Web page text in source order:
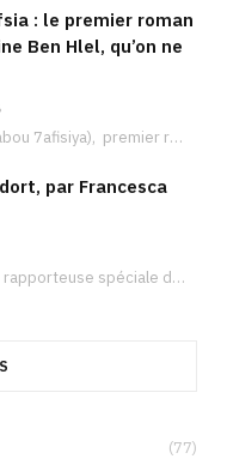
: le premier roman
Ben Hlel, qu’on ne
Le cave de Hafisa (9abou 7afisiya), premier roman du journaliste tunisien Mohamed Amine Ben Hlel,…
par Francesca
Francesca Albanese, rapporteuse spéciale de l’ONU sur les territoires palestiniens occupés, était à Tunis pour…
(77)